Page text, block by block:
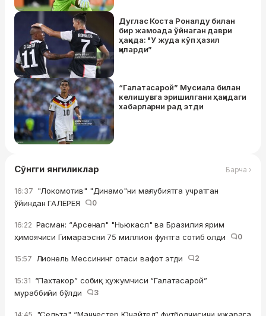
Дуглас Коста Роналду билан
бир жамоада ўйнаган даври
ҳақида: "У жуда кўп ҳазил
қиларди”
“Галатасарой” Мусиала билан
келишувга эришилгани ҳақидаги
хабарларни рад этди
Сўнгги янгиликлар Барча ›
16:37 "Локомотив" "Динамо"ни мағлубиятга учратган
ўйиндан ГАЛЕРЕЯ
0
16:22 Расман: “Арсенал" "Ньюкасл" ва Бразилия ярим
ҳимоячиси Гимараэсни 75 миллион фунтга сотиб олди
0
15:57 Лионель Мессининг отаси вафот этди 2
15:31 “Пахтакор” собиқ ҳужумчиси “Галатасарой”
мураббийи бўлди
3